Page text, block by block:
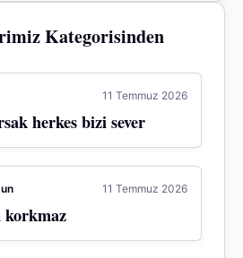
Kategorisinden
11 Temmuz 2026
herkes bizi sever
11 Temmuz 2026